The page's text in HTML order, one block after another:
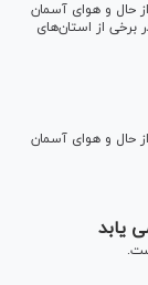
حال و هوای آسمان
برخی از استان‌های
حال و هوای آسمان
یابد